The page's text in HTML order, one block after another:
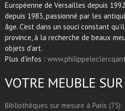
Européenne de Versailles depuis
depuis 1983, passionné par les
âge. C’est dans un souci constant
province, à la recherche de beaux
objets d’art.
Plus d'infos :
VOTRE MEUBLE
Bibliothèques sur mesure à Paris (75)